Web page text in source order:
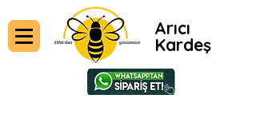
Arıcı
Kardeş